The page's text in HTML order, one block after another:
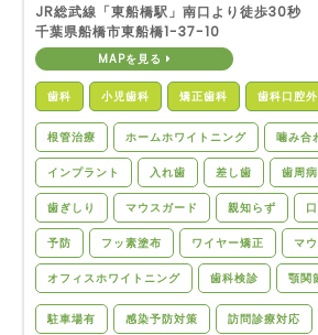
JR総武線「東船橋駅」南口より徒歩30秒
千葉県船橋市東船橋1-37-10
MAPを見る
歯科 小児歯科 矯正歯科 歯科口腔
根管治療 ホームホワイトニング 噛み合
インプラント 入れ歯 差し歯 歯周
歯ぎしり マウスガード 親知らず
予防 フッ素塗布 ワイヤー矯正 マ
オフィスホワイトニング 歯科検診 顎関
駐車場有 感染予防対策 訪問診療対応